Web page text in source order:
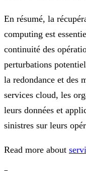
En résumé, la
computing est
continuité des
perturbations
la redondance et des
services cloud, les
leurs données et
sinistres sur leurs
Read more about